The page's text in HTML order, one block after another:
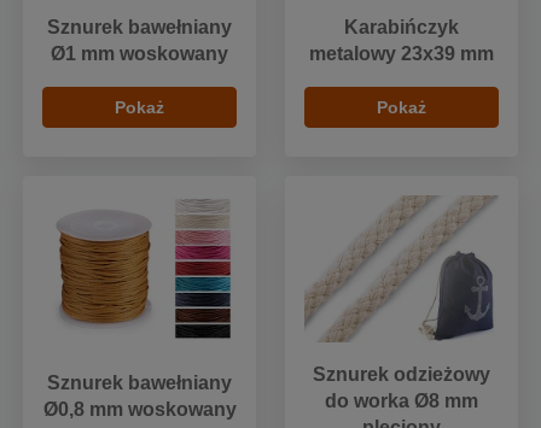
Sznurek bawełniany
Ø1 mm woskowany
Pokaż
Karabińczyk
metalowy 23x39 mm
Pokaż
Sznurek bawełniany
Ø0,8 mm woskowany
Sznurek odzieżowy
do worka Ø8 mm